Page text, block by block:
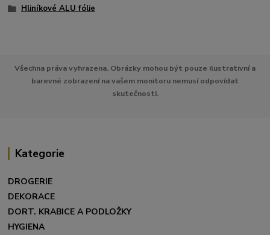
Hliníkové ALU fólie
Všechna práva vyhrazena. Obrázky mohou být pouze ilustrativní a
barevné zobrazení na vašem monitoru nemusí odpovídat
skutečnosti.
Kategorie
DROGERIE
DEKORACE
DORT. KRABICE A PODLOŽKY
HYGIENA